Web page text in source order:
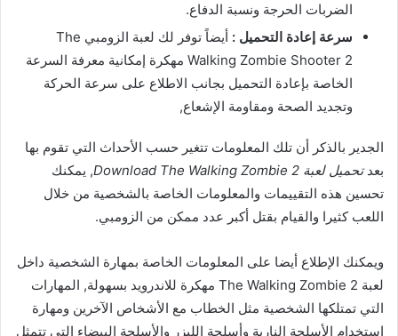
الضربات الحرجة ونسبة الدفاع.
سرعة إعادة التحميل :
أيضاً توفر لك لعبة الزومبي The
Walking Zombie Shooter 2 مهكرة إمكانية معرفة السرعة
الخاصة بإعادة التحميل بجانب الاطلاع على سرعة الحركة
وتجديد الصحة ومقاومة الإشعاع,
الجدير بالذكر أن تلك المعلومات تتغير حسب الأحداث التي تقوم بها
بعدتحميل لعبة Download The Walking Zombie 2
, يمكنك
تحسين هذه التقييمات والمعلومات الخاصة بالشخصية من خلال
اللعب كثيرا والقيام بقتل أكبر عدد ممكن من الزومبي.
ويمكنك الإطلاع أيضا على المعلومات الخاصة بمهارة الشخصية داخل
لعبة The Walking Zombie 2 مهكرة للاندرويد بسهولة, المهارات
التي تمتلكها الشخصية مثل الخطاب مع الأشخاص الآخرين ومهارة
استخدام الأسلحة النارية وأسلحة الليزر والأسلحة البيضاء التي تتمثل